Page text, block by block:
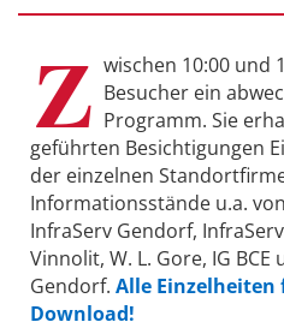
Z wischen 10:00 und
Besucher ein
Programm. Sie
geführten Besichtigungen
der einzelnen
Informationsstände u.a.
InfraServ Gendorf,
Vinnolit, W. L. Gore, IG
Gendorf. Alle Einzelheiten
Download!